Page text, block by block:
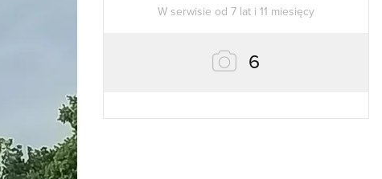
W serwisie od 7 lat i 11 miesięcy
6